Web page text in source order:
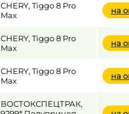
CHERY, Tiggo 8 Pro
Max
на
CHERY, Tiggo 8 Pro
Max
на
CHERY, Tiggo 8 Pro
Max
на
ВОСТОКСПЕЦТРАК,